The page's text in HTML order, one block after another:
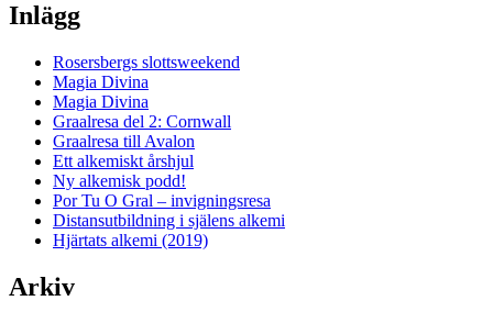
Inlägg
Rosersbergs slottsweekend
Magia Divina
Magia Divina
Graalresa del 2: Cornwall
Graalresa till Avalon
Ett alkemiskt årshjul
Ny alkemisk podd!
Por Tu O Gral – invigningsresa
Distansutbildning i själens alkemi
Hjärtats alkemi (2019)
Arkiv